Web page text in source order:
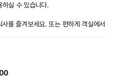
실 수 있습니다.
를 즐겨보세요. 또는 편하게 객실에서
에 유료로 제공됩니다.
스 센터, 로비의 무료 신문, 드라이클